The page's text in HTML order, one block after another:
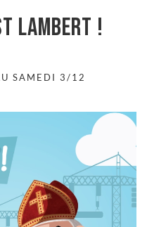
Lambert !
SAMEDI 3/12